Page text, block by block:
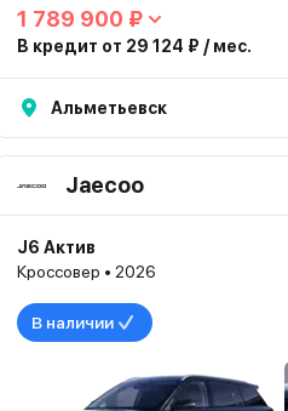
1 789 900 ₽
В кредит от 29 124 ₽ / мес.
Альметьевск
Jaecoo
J6 Актив
Кроссовер • 2026
В наличии